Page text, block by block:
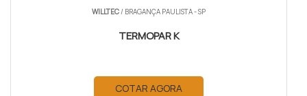
WILLTEC/ BRAGANÇA PAULISTA - SP
TERMOPAR K
COTAR AGORA